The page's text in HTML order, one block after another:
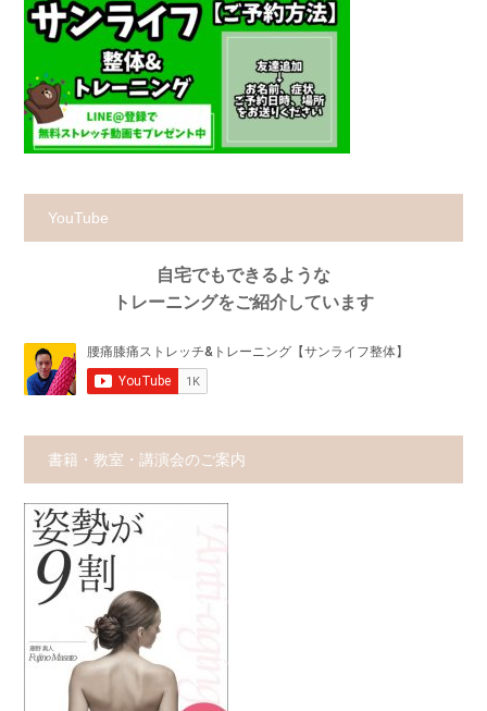
YouTube
自宅でもできるような
トレーニングをご紹介しています
書籍・教室・講演会のご案内